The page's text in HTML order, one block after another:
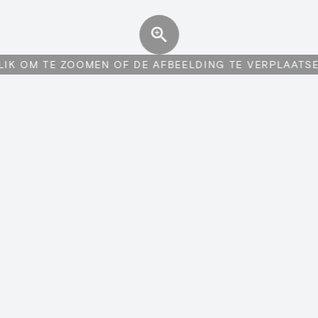
OM TE ZOOMEN OF DE AFBEELDING TE